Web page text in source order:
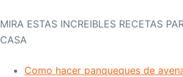
MIRA ESTAS INCREIBLES RECETAS
CASA
Como hacer panqueques de